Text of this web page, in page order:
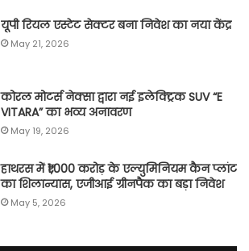
यूपी रियल एस्टेट सेक्टर बना निवेश का नया केंद्र
May 21, 2026
कोरल मोटर्स नेक्सा द्वारा नई इलेक्ट्रिक SUV “E
VITARA” का भव्य अनावरण
May 19, 2026
हाथरस में ₹1,000 करोड़ के एल्युमिनियम कैन प्लांट
का शिलान्यास, एजीआई ग्रीनपैक का बड़ा निवेश
May 5, 2026